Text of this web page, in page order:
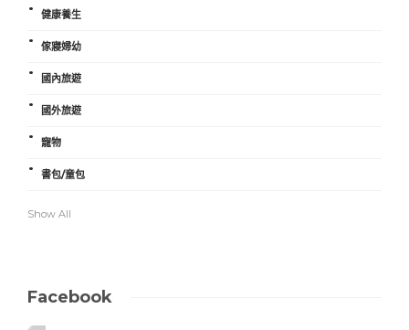
健康養生
傢寢婦幼
國內旅遊
國外旅遊
寵物
書包/童包
Show All
Facebook